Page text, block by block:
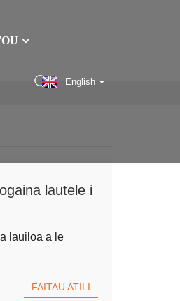
English
lautele i
lauiloa a le
FAITAU ATILI